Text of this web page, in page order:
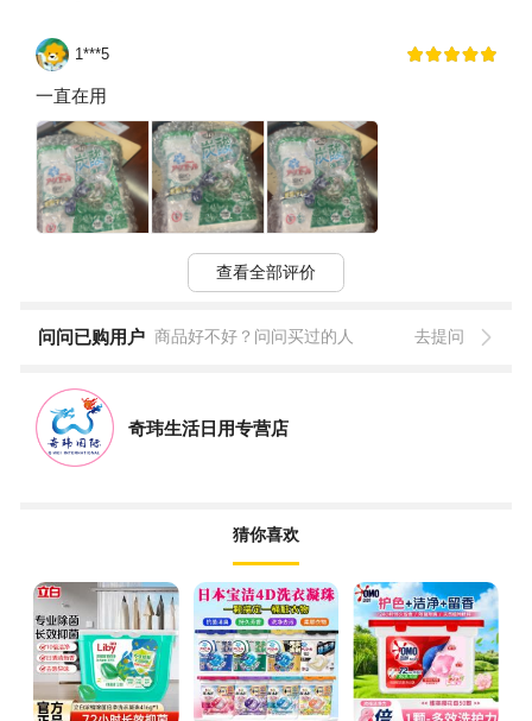
1***5
一直在用
查看全部评价
问问已购用户 商品好不好？问问买过的人 去提问
奇玮生活日用专营店
猜你喜欢